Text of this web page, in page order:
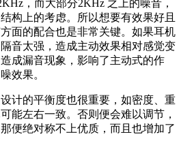
，而大部分2KHz 之上的噪音，
构上的考虑。所以想要有效果好且
面的配合也是非常关键。如果耳机
音太强，造成主动效果相对感觉变
成漏音现象，影响了主动式的作
效果。
计的平衡度也很重要，如密度、重
能左右一致。否则便会难以调节，
便绝对称不上优质，而且也增加了